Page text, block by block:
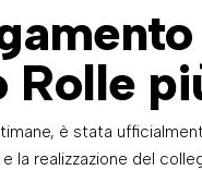
Rolle
è stata
la realizzazione del